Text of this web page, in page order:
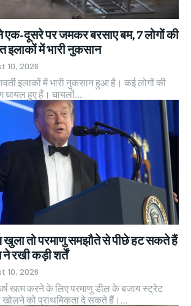
दूसरे पर जमकर बरसाए बम, 7 लोगों की
इलाकों में भारी नुकसान
10, 2026
इलाकों में भारी नुकसान हुआ है। कई लोगों की
हुए हैं। घायलों...
तो परमाणु समझौते से पीछे हट सकते हैं
रखी कड़ी शर्तें
10, 2026
खत्म करने के लिए परमाणु डील के बजाय स्ट्रेट
खोलने को प्राथमिकता दे सकते हैं।...